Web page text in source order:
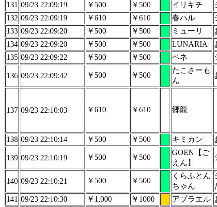
131 09/23 22:09:19 ￥500 ￥500 イリキチ
132 09/23 22:09:19 ￥610 ￥610 春ハル
133 09/23 22:09:20 ￥500 ￥500 ミューリ
134 09/23 22:09:20 ￥500 ￥500 LUNARIA
135 09/23 22:09:22 ￥500 ￥500 ペネ
136 09/23 22:09:42 ￥500 ￥500
たこさーも
ん
137 09/23 22:10:03 ￥610 ￥610 郷龍
138 09/23 22:10:14 ￥500 ￥500 キミカン
139 09/23 22:10:19 ￥500 ￥500
GOEN【ご
えん】
140 09/23 22:10:21 ￥500 ￥500
くらふとん
ちゃん
141 09/23 22:10:30 ￥1,000 ￥1000 アブラエル